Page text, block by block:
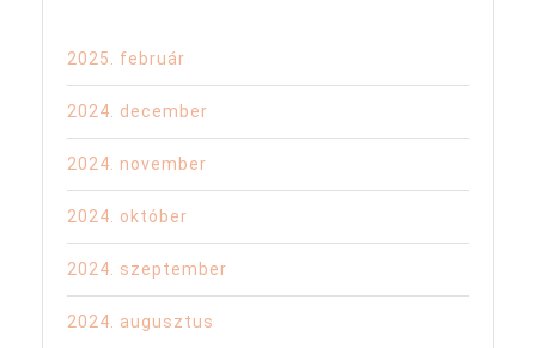
2025. február
2024. december
2024. november
2024. október
2024. szeptember
2024. augusztus